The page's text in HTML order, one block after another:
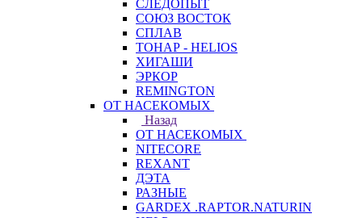
СЛЕДОПЫТ
СОЮЗ ВОСТОК
СПЛАВ
ТОНАР - HELIOS
ХИГАШИ
ЭРКОР
REMINGTON
ОТ НАСЕКОМЫХ
Назад
ОТ НАСЕКОМЫХ
NITECORE
REXANT
ДЭТА
РАЗНЫЕ
GARDEX .RAPTOR.NATURIN